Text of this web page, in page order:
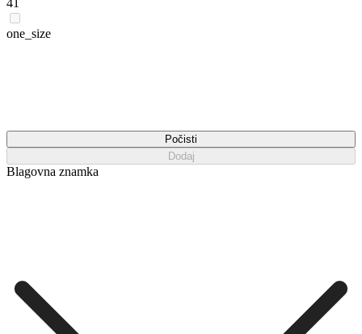
one_size
Počisti
Dodaj
Blagovna znamka